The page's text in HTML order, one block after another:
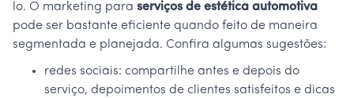
lo. O marketing para serviços de estética automotiva
pode ser bastante eficiente quando feito de maneira
segmentada e planejada. Confira algumas sugestões:
redes sociais: compartilhe antes e depois do
serviço, depoimentos de clientes satisfeitos e dicas